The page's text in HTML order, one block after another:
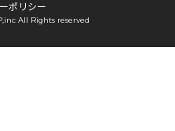
ポリシー
All Rights reserved